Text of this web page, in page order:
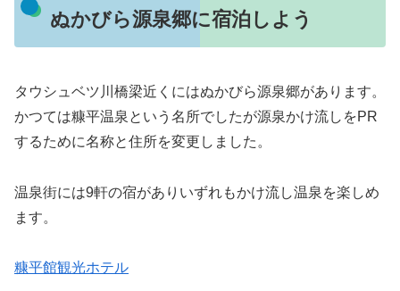
ぬかびら源泉郷に宿泊しよう
タウシュベツ川橋梁近くにはぬかびら源泉郷があります。
かつては糠平温泉という名所でしたが源泉かけ流しをPR
するために名称と住所を変更しました。
温泉街には9軒の宿がありいずれもかけ流し温泉を楽しめ
ます。
糠平館観光ホテル